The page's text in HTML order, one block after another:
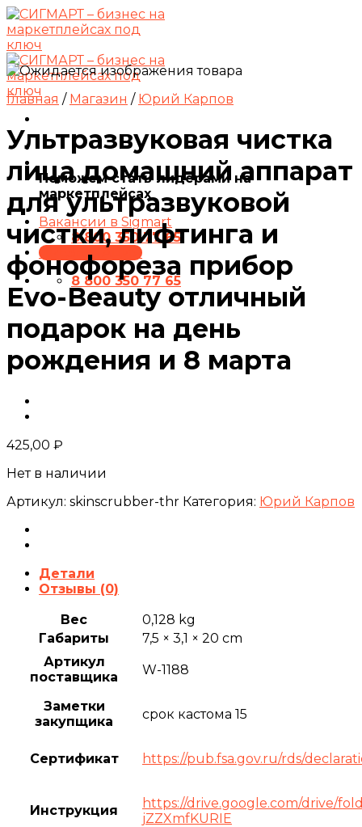
Skip
to
content
Поможем стать лидерами на
маркетплейсах
Вакансии в Sigmart
8 800 350 77 65
ПРЕЗЕНТАЦИЯ
8 800 350 77 65
Главная / Магазин / Юрий Карпов
Ультразвуковая чистка
лица домашний аппарат
для ультразвуковой
чистки, лифтинга и
фонофореза прибор
Evo-Beauty отличный
подарок на день
рождения и 8 марта
425,00 ₽
Нет в наличии
Артикул: skinscrubber-thr Категория: Юрий Карпов
Детали
Отзывы (0)
Вес
0,128 kg
Габариты
7,5 × 3,1 × 20 cm
Артикул
поставщика
W-1188
Заметки
закупщика
срок кастома 15
Сертификат https://pub.fsa.gov.ru/rds/
Инструкция
https://drive.google.com/drive/
jZZXmfKURIE